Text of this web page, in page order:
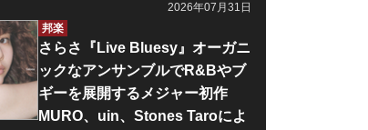
2026年07月31日
邦楽
さらさ『Live Bluesy』オーガニ
ックなアンサンブルでR&Bやブ
ギーを展開するメジャー初作
MURO、uin、Stones Taroによ